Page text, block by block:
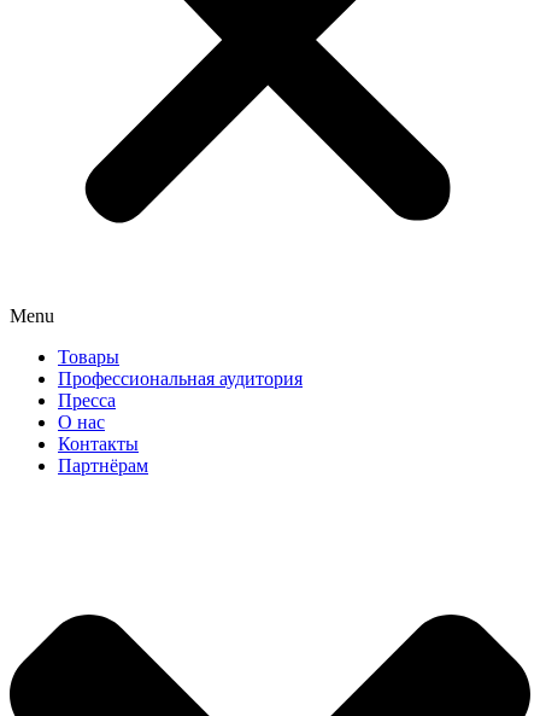
Menu
Товары
Профессиональная аудитория
Пресса
О нас
Контакты
Партнёрам